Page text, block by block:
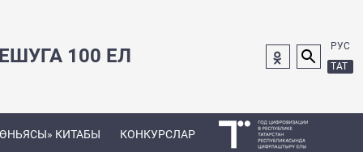
100 ЕЛ
РУС
ТАТ
КИТАБЫ КОНКУРСЛАР